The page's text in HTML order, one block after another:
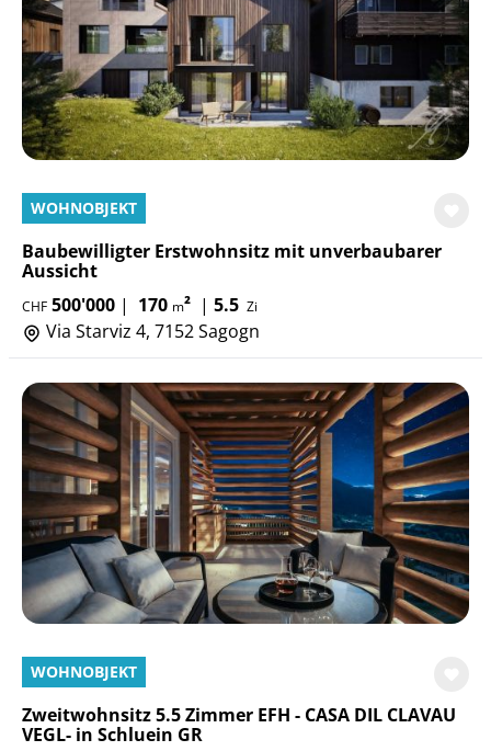
WOHNOBJEKT
Baubewilligter Erstwohnsitz mit unverbaubarer
Aussicht
CHF 500'000 | 170 m² | 5.5 Zi
Via Starviz 4, 7152 Sagogn
WOHNOBJEKT
Zweitwohnsitz 5.5 Zimmer EFH - CASA DIL CLAVAU
VEGL- in Schluein GR